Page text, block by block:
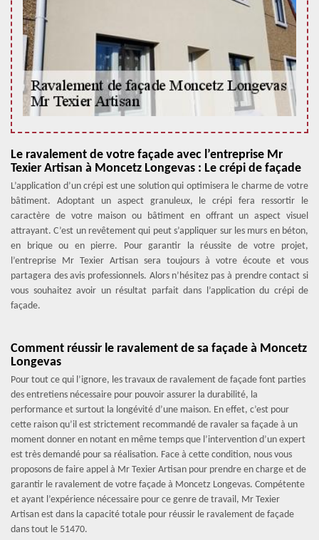
Le ravalement de votre façade avec l’entreprise Mr
Texier Artisan à Moncetz Longevas : Le crépi de façade
L’application d’un crépi est une solution qui optimisera le charme de votre
bâtiment. Adoptant un aspect granuleux, le crépi fera ressortir le
caractère de votre maison ou bâtiment en offrant un aspect visuel
attrayant. C’est un revêtement qui peut s’appliquer sur les murs en béton,
en brique ou en pierre. Pour garantir la réussite de votre projet,
l’entreprise Mr Texier Artisan sera toujours à votre écoute et vous
partagera des avis professionnels. Alors n’hésitez pas à prendre contact si
vous souhaitez avoir un résultat parfait dans l’application du crépi de
façade.
Comment réussir le ravalement de sa façade à Moncetz
Longevas
Pour tout ce qui l’ignore, les travaux de ravalement de façade font parties
des entretiens nécessaire pour pouvoir assurer la durabilité, la
performance et surtout la longévité d’une maison. En effet, c’est pour
cette raison qu’il est strictement recommandé de ravaler sa façade à un
moment donner en notant en même temps que l’intervention d’un expert
est très demandé pour sa réalisation. Face à cette condition, nous vous
proposons de faire appel à Mr Texier Artisan pour prendre en charge et de
garantir le ravalement de votre façade à Moncetz Longevas. Compétente
et ayant l’expérience nécessaire pour ce genre de travail, Mr Texier
Artisan est dans la capacité totale pour réussir le ravalement de façade
dans tout le 51470.